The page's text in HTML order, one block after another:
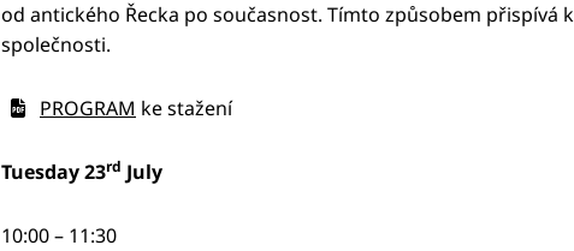
od antického Řecka po současnost. Tímto způsobem
společnosti.
PROGRAM ke stažení
Tuesday 23rd July
10:00 – 11:30